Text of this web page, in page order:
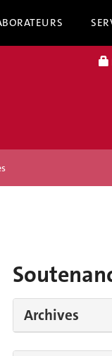
Archives